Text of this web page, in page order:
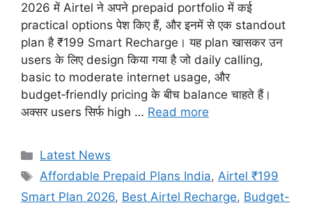
2026 में Airtel ने अपने prepaid portfolio में कई
practical options पेश किए हैं, और इनमें से एक standout
plan है ₹199 Smart Recharge। यह plan खासकर उन
users के लिए design किया गया है जो daily calling,
basic to moderate internet usage, और
budget‑friendly pricing के बीच balance चाहते हैं।
अक्सर users सिर्फ high … Read more
Categories
Latest News
Tags
Affordable Prepaid Plans India,Airtel ₹199
Smart Plan 2026, Best Airtel Recharge, Budget-